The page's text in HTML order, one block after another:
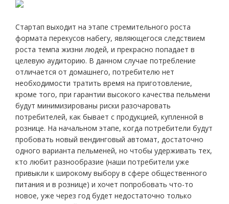
Стартап выходит на этапе стремительного роста
формата перекусов набегу, являющегося следствием
роста темпа жизни людей, и прекрасно попадает в
целевую аудиторию. В данном случае потребление
отличается от домашнего, потребителю нет
необходимости тратить время на приготовление,
кроме того, при гарантии высокого качества пельмени
будут минимизированы риски разочаровать
потребителей, как бывает с продукцией, купленной в
рознице. На начальном этапе, когда потребители будут
пробовать новый вендинговый автомат, достаточно
одного варианта пельменей, но чтобы удерживать тех,
кто любит разнообразие (наши потребители уже
привыкли к широкому выбору в сфере общественного
питания и в рознице) и хочет попробовать что-то
новое, уже через год будет недостаточно только